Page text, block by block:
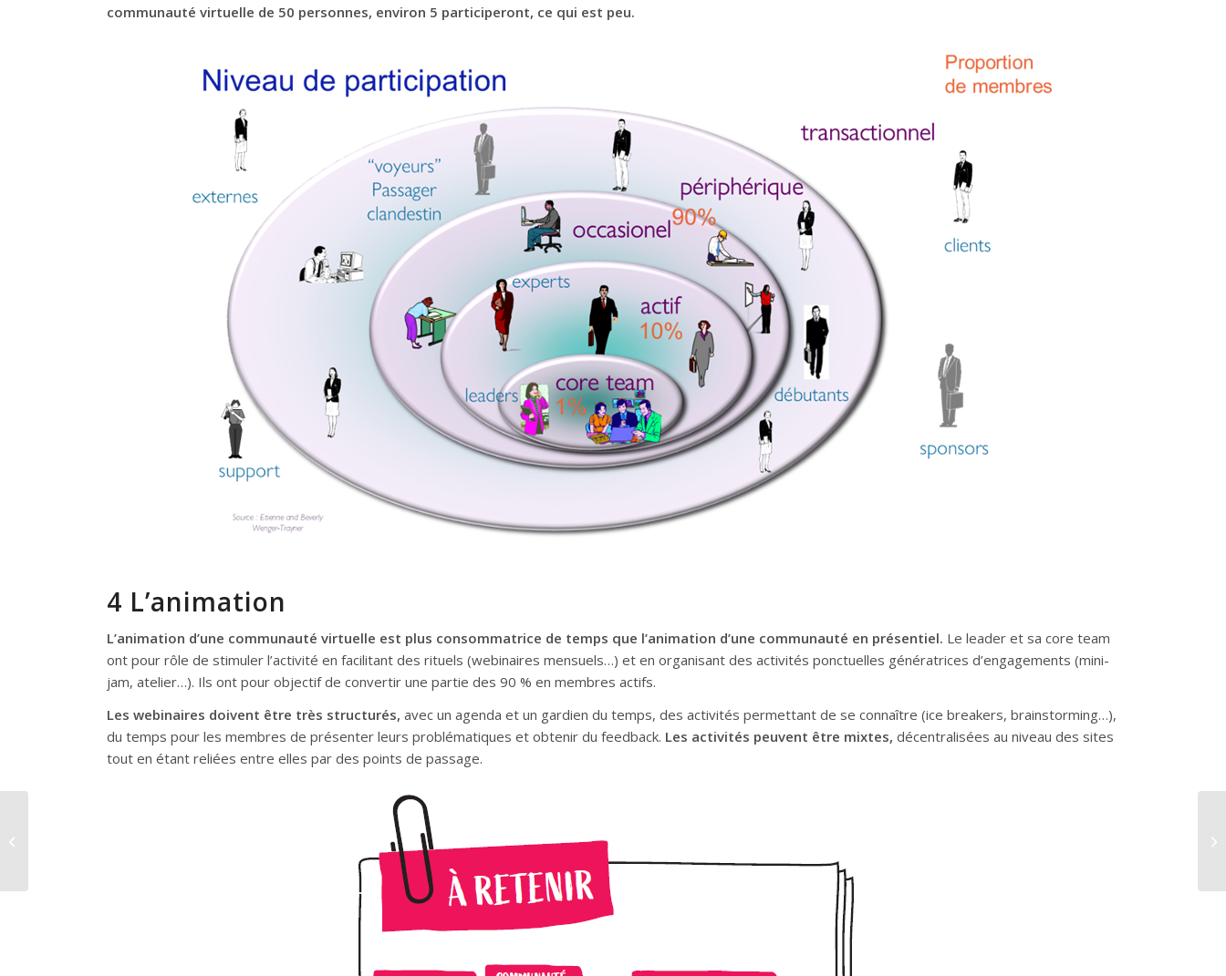
communauté virtuelle de 50 personnes, environ 5 participeront, ce qui est peu.
4 L’animation
L’animation d’une communauté virtuelle est plus consommatrice de temps que l’animation d’une communauté en présentiel. Le leader et sa core team
ont pour rôle de stimuler l’activité en facilitant des rituels (webinaires mensuels…) et en organisant des activités ponctuelles génératrices d’engagements (mini-
jam, atelier…). Ils ont pour objectif de convertir une partie des 90 % en membres actifs.
Les webinaires doivent être très structurés, avec un agenda et un gardien du temps, des activités permettant de se connaître (ice breakers, brainstorming…),
du temps pour les membres de présenter leurs problématiques et obtenir du feedback. Les activités peuvent être mixtes,décentralisées au niveau des sites
tout en étant reliées entre elles par des points de passage.